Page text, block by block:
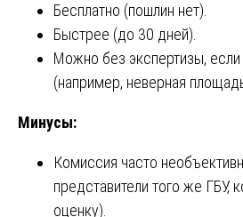
Бесплатно (пошлин нет).
Быстрее (до 30 дней).
Можно без экспертизы,
(например, неверная
Минусы:
Комиссия часто
представители того же ГБУ,
оценку).